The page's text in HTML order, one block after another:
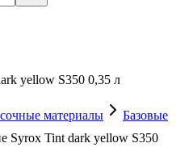
yellow S350 0,35 л
материалы
Базовые
Syrox Tint dark yellow S350